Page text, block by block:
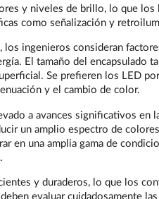
y niveles de brillo, lo que los
como señalización y
los ingenieros consideran
El tamaño del encapsulado
Se prefieren los LED
y el cambio de color.
a avances significativos en
un amplio espectro de
en una amplia gama de
y duraderos, lo que los
evaluar cuidadosamente